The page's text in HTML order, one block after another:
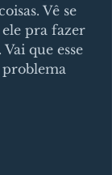
Vê se
pra fazer
que esse
problema